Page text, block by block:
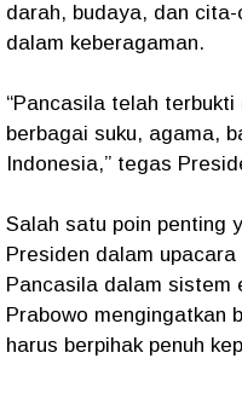
darah, budaya, dan
dalam keberagaman.
​“Pancasila telah
berbagai suku, agama,
Indonesia,” tegas
Salah satu poin penting
Presiden dalam
Pancasila dalam sistem
Prabowo mengingatkan
harus berpihak penuh